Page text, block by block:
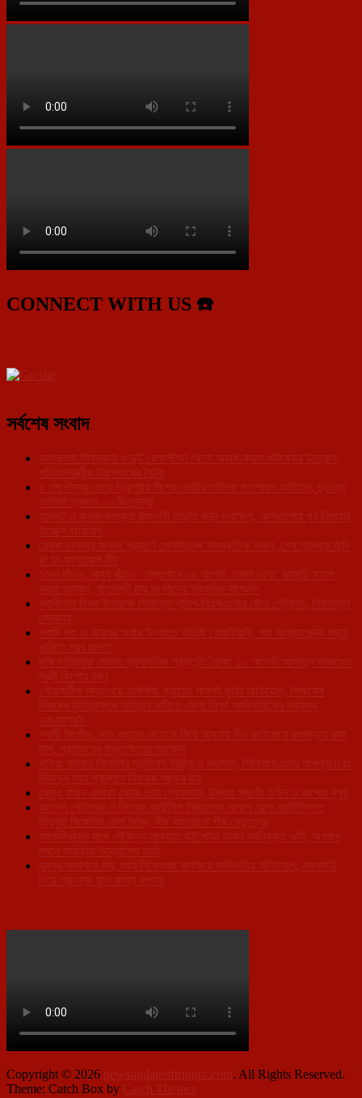
CONNECT WITH US ☎️
সর্বশেষ সংবাদ
আগরতলা বিমানবন্দর ও দুই রেলস্টেশন থেকে অ্যাপ-ক্যাব পরিষেবার উদ্যোগ,
পরিবহনমন্ত্রীর উচ্চপর্যায়ের বৈঠক
৫ সেপ্টেম্বর থেকে ত্রিপুরায় বিশেষ ভোটার তালিকা সংশোধন অভিযান, চূড়ান্ত
তালিকা প্রকাশ ২৩ ডিসেম্বর
যানজট ও জবরদখলমুক্ত রাজধানী গড়তে কড়া পদক্ষেপ, আগরতলায় পুর নিগমের
উচ্ছেদ অভিযান
রেনুকা চাকমার অকাল প্রয়াণে শোকস্তব্ধ সাংস্কৃতিক অঙ্গন, শেষ শ্রদ্ধায় জুনি
রং ঢং কালচারাল টিম
‘দেশ বাঁচাও, মানুষ বাঁচাও’ স্লোগানে ১০ আগস্ট ‘জেল ভরো’ কর্মসূচি সফল
করার আহ্বান, বামপন্থী চার সংগঠনের সাংবাদিক সম্মেলন
স্বাধীনতা দিবস উপলক্ষে সিমান্তে পুলিশ-বিএসএফের যৌথ পেট্রলিং, নিরাপত্তা
জোরদার
গবাদি পশু ও বানরের অবাধ উৎপাতে অতিষ্ঠ খোয়াইবাসী, পশু আশ্রয়কেন্দ্র গড়ার
দাবিতে সরব জনতা
দক্ষিণ ত্রিপুরা জেলায় প্রশাসনিক প্রস্তুতি বৈঠক: ১২ আগস্ট আসছেন পঞ্চায়েত
মন্ত্রী কিশোর বর্মণ
গৌরাঙ্গটিলা বিদ্যালয়ে এলপিজি গ্যাসের পাসবই চুরির অভিযোগ, শিক্ষকের
বিরুদ্ধে দৃষ্টান্তমূলক শাস্তির দাবিতে জেলা শিক্ষা আধিকারিকের দ্বারস্থ
এসএফআই
স্বামী নিখোঁজ, সাত বছরের মেয়েকে নিয়ে অসহায় দিন কাটাচ্ছেন কলাছড়ার রুমা
দাস, প্রশাসনের হস্তক্ষেপের আবেদন
থাইবুং বাজারে বিজেপির প্রতিবাদ মিছিল ও পথসভা, সিপিআইএমের অপপ্রচারের
বিরুদ্ধে সরব প্রাক্তন বিধায়ক শঙ্কর রায়
খেজুর বাগান এলাকা থেকে চোর গ্রেফতার, উদ্ধার স্বর্ণের চেইন ও রুপোর নূপুর
আসন্ন পৌরসভা ও ভিলেজ কাউন্সিল নির্বাচনকে সামনে রেখে নয়াদিল্লিতে
ত্রিপুরা বিজেপির মেগা বৈঠক, দীর্ঘ আলোচনা শীর্ষ নেতৃত্বের
সাংবাদিকদের সঙ্গে সৌজন্য সাক্ষাতে বাইখোড়া থানার নবনিযুক্ত ওসি, অপরাধ
দমনে সমন্বিত উদ্যোগের বার্তা
ডুম্বুর জলাশয়ে মাছ ধরার নিষেধাজ্ঞা কার্যকরে গাফিলতির অভিযোগ, নজরদারি
নিয়ে প্রশ্নের মুখে মৎস্য দপ্তর
Copyright © 2026 newsupdateoftripura.com. All Rights Reserved.
Theme: Catch Box by Catch Themes